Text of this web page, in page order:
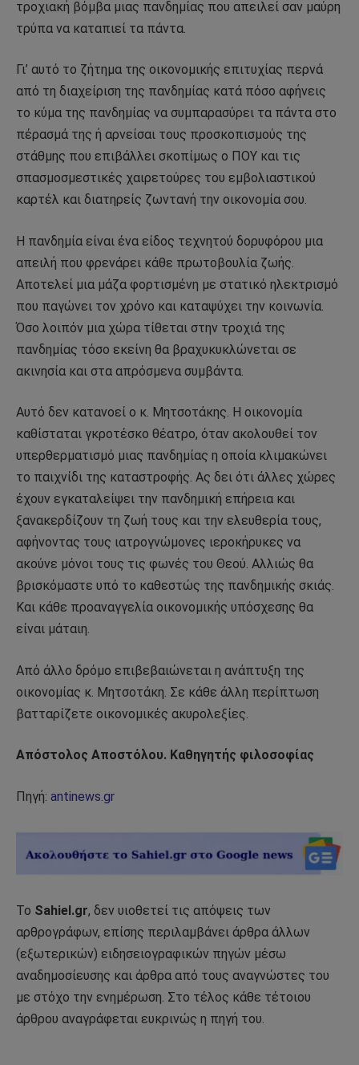
τροχιακή βόμβα μιας πανδημίας που απειλεί σαν μαύρη
τρύπα να καταπιεί τα πάντα.
Γι’ αυτό το ζήτημα της οικονομικής επιτυχίας περνά
από τη διαχείριση της πανδημίας κατά πόσο αφήνεις
το κύμα της πανδημίας να συμπαρασύρει τα πάντα στο
πέρασμά της ή αρνείσαι τους προσκοπισμούς της
στάθμης που επιβάλλει σκοπίμως ο ΠΟΥ και τις
σπασμοσμεστικές χαιρετούρες του εμβολιαστικού
καρτέλ και διατηρείς ζωντανή την οικονομία σου.
Η πανδημία είναι ένα είδος τεχνητού δορυφόρου μια
απειλή που φρενάρει κάθε πρωτοβουλία ζωής.
Αποτελεί μια μάζα φορτισμένη με στατικό ηλεκτρισμό
που παγώνει τον χρόνο και καταψύχει την κοινωνία.
Όσο λοιπόν μια χώρα τίθεται στην τροχιά της
πανδημίας τόσο εκείνη θα βραχυκυκλώνεται σε
ακινησία και στα απρόσμενα συμβάντα.
Αυτό δεν κατανοεί ο κ. Μητσοτάκης. Η οικονομία
καθίσταται γκροτέσκο θέατρο, όταν ακολουθεί τον
υπερθερματισμό μιας πανδημίας η οποία κλιμακώνει
το παιχνίδι της καταστροφής. Ας δει ότι άλλες χώρες
έχουν εγκαταλείψει την πανδημική επήρεια και
ξανακερδίζουν τη ζωή τους και την ελευθερία τους,
αφήνοντας τους ιατρογνώμονες ιεροκήρυκες να
ακούνε μόνοι τους τις φωνές του Θεού. Αλλιώς θα
βρισκόμαστε υπό το καθεστώς της πανδημικής σκιάς.
Και κάθε προαναγγελία οικονομικής υπόσχεσης θα
είναι μάταιη.
Από άλλο δρόμο επιβεβαιώνεται η ανάπτυξη της
οικονομίας κ. Μητσοτάκη. Σε κάθε άλλη περίπτωση
βατταρίζετε οικονομικές ακυρολεξίες.
Απόστολος Αποστόλου. Καθηγητής φιλοσοφίας
Πηγή: antinews.gr
Το Sahiel.gr, δεν υιοθετεί τις απόψεις των
αρθρογράφων, επίσης περιλαμβάνει άρθρα άλλων
(εξωτερικών) ειδησειογραφικών πηγών μέσω
αναδημοσίευσης και άρθρα από τους αναγνώστες του
με στόχο την ενημέρωση. Στο τέλος κάθε τέτοιου
άρθρου αναγράφεται ευκρινώς η πηγή του.